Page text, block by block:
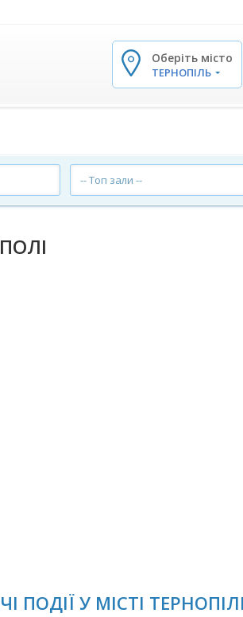
Оберіть місто
ТЕРНОПІЛЬ
-- Топ зали --
ПОДІЇ У МІСТІ